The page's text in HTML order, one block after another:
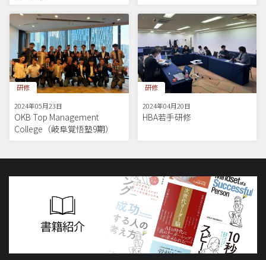
研修
2024年05月23日
OKB Top Management
College（岐阜覚悟塾9期）
研修
2024年04月20日
HBA若手研修